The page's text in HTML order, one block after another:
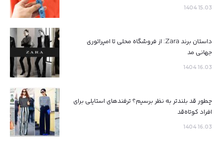
15.03 1404
داستان برند Zara: از فروشگاه محلی تا امپراتوری
جهانی مد
16.03 1404
چطور قد بلندتر به نظر برسیم؟ ترفندهای استایلی برای
افراد کوتاه‌قد
16.03 1404